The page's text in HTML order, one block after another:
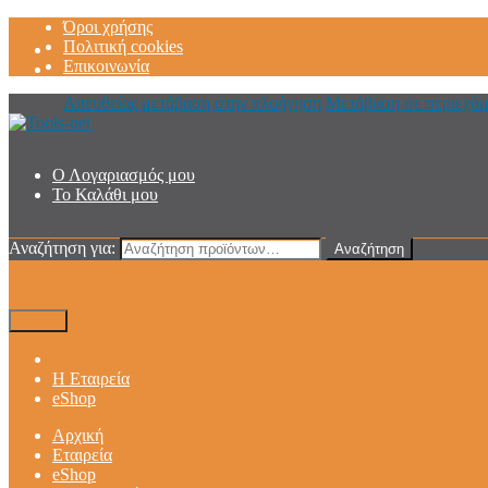
Όροι χρήσης
Πολιτική cookies
Επικοινωνία
Απευθείας μετάβαση στην πλοήγηση Μετάβαση σε
Ο Λογαριασμός μου
Το Καλάθι μου
Αναζήτηση για: Αναζήτηση
Η Εταιρεία
eShop
Αρχική
Εταιρεία
eShop